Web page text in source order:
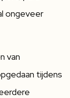
ongeveer
van
tijdens